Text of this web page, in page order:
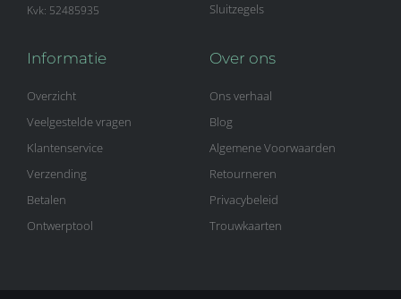
Kvk: 52485935
Sluitzegels
Informatie
Overzicht
Veelgestelde vragen
Klantenservice
Verzending
Betalen
Ontwerptool
Over ons
Ons verhaal
Blog
Algemene Voorwaarden
Retourneren
Privacybeleid
Trouwkaarten